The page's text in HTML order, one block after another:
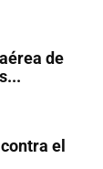
de
el